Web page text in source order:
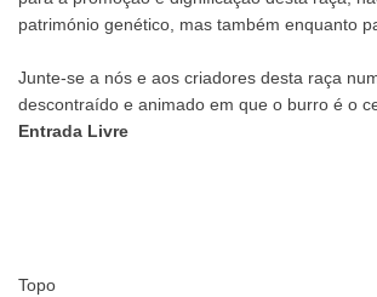
património genético, mas também enquanto
Junte-se a nós e aos criadores desta raça
descontraído e animado em que o burro é o
Entrada Livre
Topo